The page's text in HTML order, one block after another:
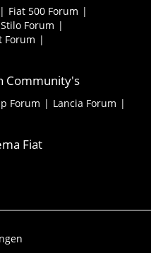
Fiat 500 Forum
Stilo Forum
Forum
Community's
Forum
Lancia Forum
Fiat